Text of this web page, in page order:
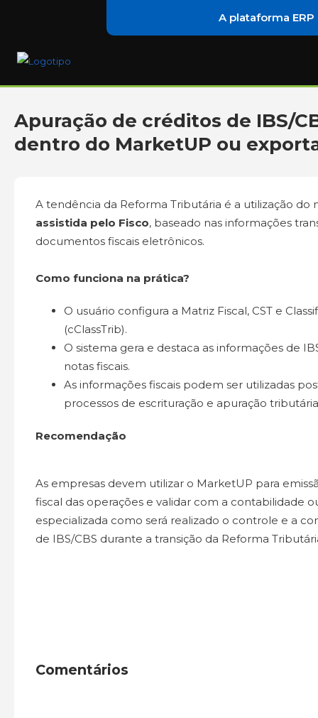
A plataforma
Apuração de créditos de IBS/
dentro do MarketUP ou
A tendência da Reforma Tributária é a utilização
assistida pelo Fisco, baseado nas informações
documentos fiscais eletrônicos.
Como funciona na prática?
O usuário configura a Matriz Fiscal, CST e
(cClassTrib).
O sistema gera e destaca as informações de
notas fiscais.
As informações fiscais podem ser utilizadas
processos de escrituração e apuração
Recomendação
As empresas devem utilizar o MarketUP para
fiscal das operações e validar com a contabilidade
especializada como será realizado o controle e a
de IBS/CBS durante a transição da Reforma
Comentários